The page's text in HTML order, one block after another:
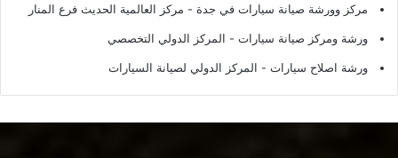
مركز وورشة صيانة سيارات في جدة - مركز العالمية الحديث فرع المنار
ورشة ومركز صيانة سيارات - المركز الدولي التخصصي
ورشة اصلاح سيارات - المركز الدولي لصيانة السيارات